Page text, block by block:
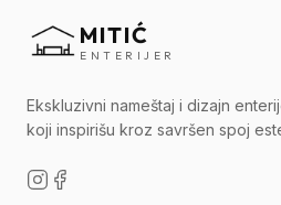
MITIĆ
ENTERIJER
Ekskluzivni nameštaj i dizajn
koji inspirišu kroz savršen spoj